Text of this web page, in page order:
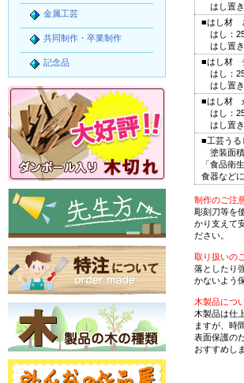
はし置
■はし材
はし：
はし置
■はし材
はし：
はし置
■はし材
はし：
はし置
■工芸う
塗装面積
「食品衛
食器など
制作のご注
彫刻刀等を
かり支えて
ださい。
取り扱いの
落としたり
かないよう
木製品につ
木製品は仕
ますが、時
表面保護の
おすすめし
金属工芸
共同制作・卒業制作
記念品